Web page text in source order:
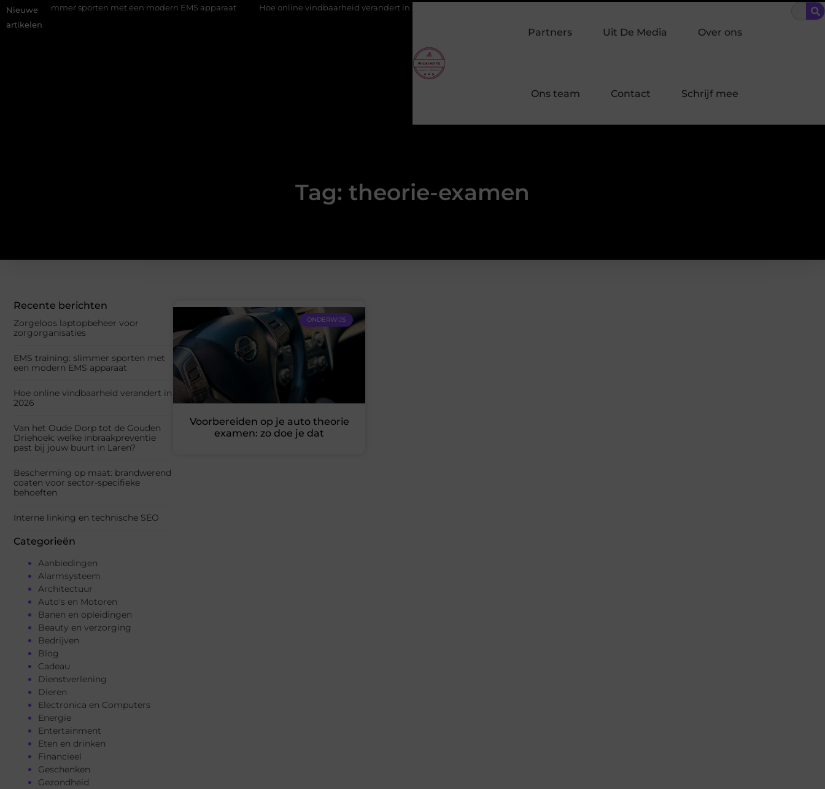
Nieuwe
artikelen
slimmer sporten met een modern EMS apparaat Hoe online vindbaarheid verandert in 2026 Van het Oude Dorp tot de Gouden Driehoek: welke inbraakpreventie past bij jouw buurt in Laren?
Partners Uit De Media Over ons
Ons team Contact Schrijf mee
Tag: theorie-examen
Recente berichten
Zorgeloos laptopbeheer voor
zorgorganisaties
EMS training: slimmer sporten met
een modern EMS apparaat
Hoe online vindbaarheid verandert in
2026
Van het Oude Dorp tot de Gouden
Driehoek: welke inbraakpreventie
past bij jouw buurt in Laren?
Bescherming op maat: brandwerend
coaten voor sector-specifieke
behoeften
Interne linking en technische SEO
Categorieën
Aanbiedingen
Alarmsysteem
Architectuur
Auto's en Motoren
Banen en opleidingen
Beauty en verzorging
Bedrijven
Blog
Cadeau
Dienstverlening
Dieren
Electronica en Computers
Energie
Entertainment
Eten en drinken
Financieel
Geschenken
Gezondheid
ONDERWIJS
Voorbereiden op je auto theorie
examen: zo doe je dat